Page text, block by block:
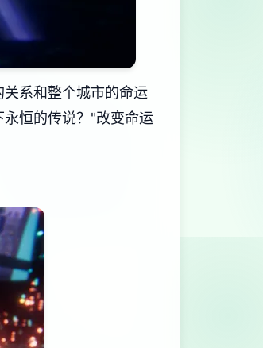
系和整个城市的命运
恒的传说？"改变命运